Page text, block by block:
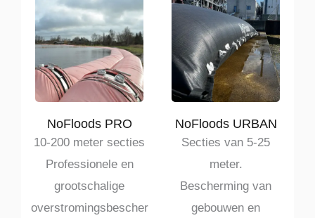
NoFloods PRO
10-200 meter secties
Professionele en
grootschalige
overstromingsbescher
NoFloods URBAN
Secties van 5-25
meter.
Bescherming van
gebouwen en